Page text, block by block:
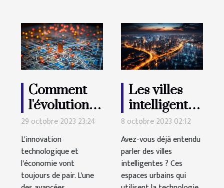
Comment
l'évolution
de la
technologie
GPS
influence
l'économie
29 octobre 2023 23:24
L'innovation
technologique et
l'économie vont
toujours de pair. L'une
Les villes
intelligentes
: une
solution
pour un
avenir plus
vert ?
8 octobre 2023 02:12
Avez-vous déjà entendu
parler des villes
intelligentes ? Ces
espaces urbains qui